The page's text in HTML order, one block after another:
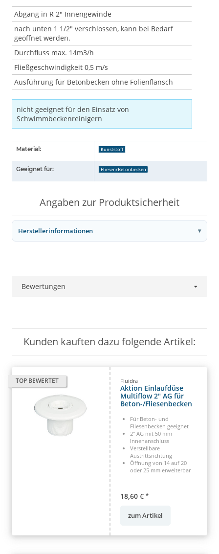
Abgang in R 2" Innengewinde
nach unten 1 1/2" verschlossen, kann bei Bedarf
geöffnet werden.
Durchfluss max. 14m3/h
Fließgeschwindigkeit 0,5 m/s
Ausführung für Betonbecken ohne Folienflansch
nicht geeignet für den Einsatz von
Schwimmbeckenreinigern
Material: Kunststoff
Geeignet für: Fliesen/Betonbecken
Angaben zur Produktsicherheit
Herstellerinformationen
Bewertungen
Kunden kauften dazu folgende Artikel:
TOP BEWERTET Fluidra
Aktion Einlaufdüse
Multiflow 2" AG für
Beton-/Fliesenbecken
Für Beton- und
Fliesenbecken geeignet
2" AG mit 50 mm
Innenanschluss
Verstellbare
Austrittsrichtung
Öffnung von 14 auf 20
oder 25 mm erweiterbar
18,60 € *
zum Artikel